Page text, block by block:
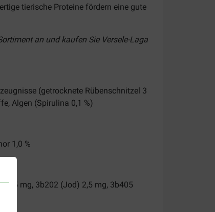
tierische Proteine fördern eine gute
an und kaufen Sie Versele-Laga
(getrocknete Rübenschnitzel 3
Algen (Spirulina 0,1 %)
1,0 %
mg, 3b202 (Jod) 2,5 mg, 3b405